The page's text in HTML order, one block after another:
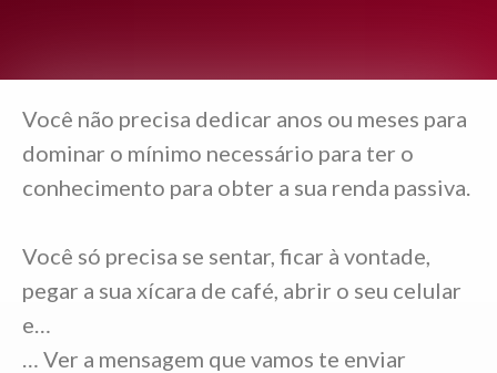
Você não precisa dedicar anos ou meses para
dominar o mínimo necessário para ter o
conhecimento para obter a sua renda passiva.
Você só precisa se sentar, ficar à vontade,
pegar a sua xícara de café, abrir o seu celular
e…
… Ver a mensagem que vamos te enviar